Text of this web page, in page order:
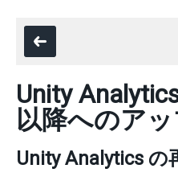
Unity
以降へのア
Unity Analytics の